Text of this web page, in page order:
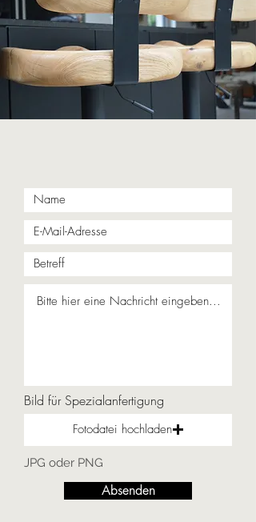
Bild für Spezialanfertigung
Fotodatei hochladen
JPG oder PNG
Absenden